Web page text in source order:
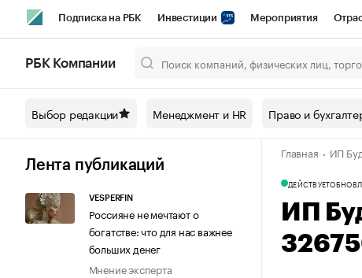
Подписка на РБК Инвестиции Мероприятия
Спецпроекты СПб Конференции СПб Спецпроекты
Технологии и медиа Рынок наличной валюты
РБК Компании
Выбор редакции Менеджмент и HR Право и
Лента публикаций
VESPERFIN
Россияне не мечтают о
богатстве: что для нас важнее
больших денег
Мнение эксперта
Главная ИП
ДЕЙСТВУЕТ
ИП